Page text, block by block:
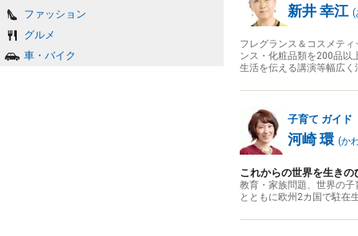
ファッション
グルメ
車・バイク
新井 幸江 (
フレグランス＆コスメテ
ンス・化粧品類を200品以
生活を伝える講演等幅広く
子育て ガイド
河崎 環 (か
これからの世界を生き
教育・家族問題、世界の
とともに欧州2カ国で駐在